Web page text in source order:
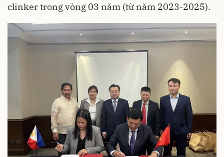
clinker trong vòng 03 năm (từ năm 2023-2025).